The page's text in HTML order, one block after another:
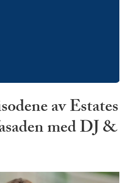
av Estates
med DJ &